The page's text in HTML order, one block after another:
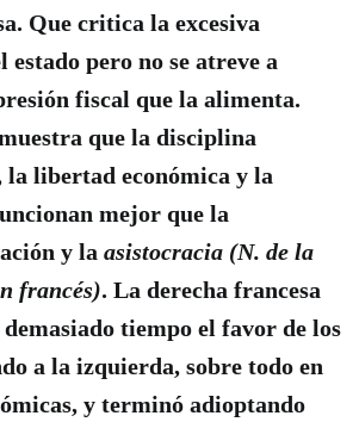
. Que critica la excesiva
pero no se atreve a
fiscal que la alimenta.
que la disciplina
la libertad económica y la
mejor que la
y la asistocracia (N. de la
francés). La derecha francesa
tiempo el favor de los
a la izquierda, sobre todo en
y terminó adioptando